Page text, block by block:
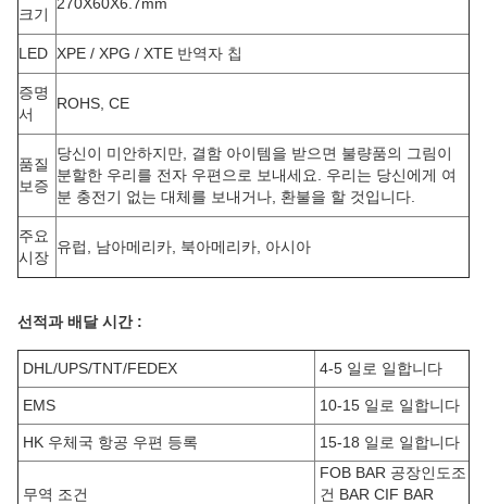
크기
LED XPE / XPG / XTE 반역자 칩
증명
서
ROHS, CE
품질
보증
당신이 미안하지만, 결함 아이템을 받으면 불량품의 그림이
분할한 우리를 전자 우편으로 보내세요. 우리는 당신에게 여
분 충전기 없는 대체를 보내거나, 환불을 할 것입니다.
주요
시장
유럽, 남아메리카, 북아메리카, 아시아
선적과 배달 시간 :
DHL/UPS/TNT/FEDEX 4-5 일로 일합니다
EMS 10-15 일로 일합니다
HK 우체국 항공 우편 등록 15-18 일로 일합니다
무역 조건
FOB BAR 공장인도조
건 BAR CIF BAR